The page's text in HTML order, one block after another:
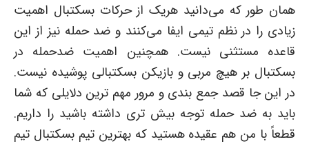
همان طور که می‌دانید هریک از حرکات بسکتبال اهمیت
زیادی را در نظم تیمی ایفا می‌کنند و ضد حمله نیز از این
قاعده مستثنی نیست. همچنین اهمیت ضدحمله در
بسکتبال بر هیچ مربی و بازیکن بسکتبالی پوشیده نیست.
در این جا قصد جمع بندی و مرور مهم ترین دلایلی که شما
باید به ضد حمله توجه بیش تری داشته باشید را داریم.
قطعاً با من هم عقیده هستید که بهترین تیم بسکتبال تیم